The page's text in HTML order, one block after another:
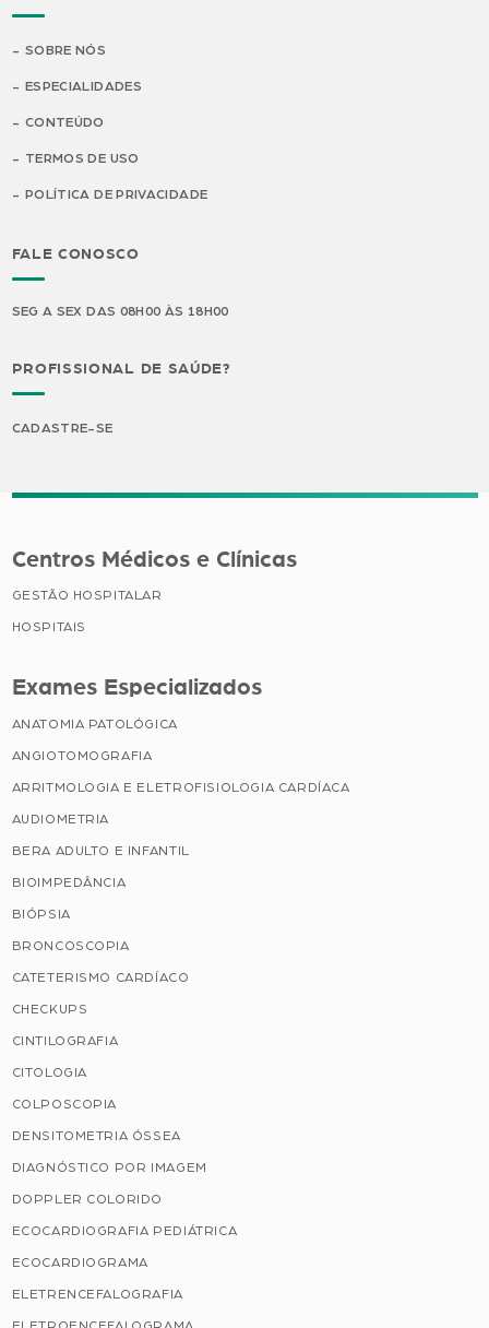
SOBRE NÓS
ESPECIALIDADES
CONTEÚDO
TERMOS DE USO
POLÍTICA DE PRIVACIDADE
FALE CONOSCO
SEG A SEX DAS 08H00 ÀS 18H00
PROFISSIONAL DE SAÚDE?
CADASTRE-SE
Centros Médicos e Clínicas
GESTÃO HOSPITALAR
HOSPITAIS
Exames Especializados
ANATOMIA PATOLÓGICA
ANGIOTOMOGRAFIA
ARRITMOLOGIA E ELETROFISIOLOGIA CARDÍACA
AUDIOMETRIA
BERA ADULTO E INFANTIL
BIOIMPEDÂNCIA
BIÓPSIA
BRONCOSCOPIA
CATETERISMO CARDÍACO
CHECKUPS
CINTILOGRAFIA
CITOLOGIA
COLPOSCOPIA
DENSITOMETRIA ÓSSEA
DIAGNÓSTICO POR IMAGEM
DOPPLER COLORIDO
ECOCARDIOGRAFIA PEDIÁTRICA
ECOCARDIOGRAMA
ELETRENCEFALOGRAFIA